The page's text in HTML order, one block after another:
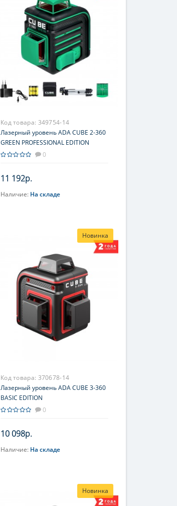
Код товара: 349754-14
Лазерный уровень ADA CUBE 2-360
GREEN PROFESSIONAL EDITION
0
11 192р.
В корзину
Наличие: На складе
Новинка
Код товара: 370678-14
Лазерный уровень ADA CUBE 3-360
BASIC EDITION
0
10 098р.
В корзину
Наличие: На складе
Новинка